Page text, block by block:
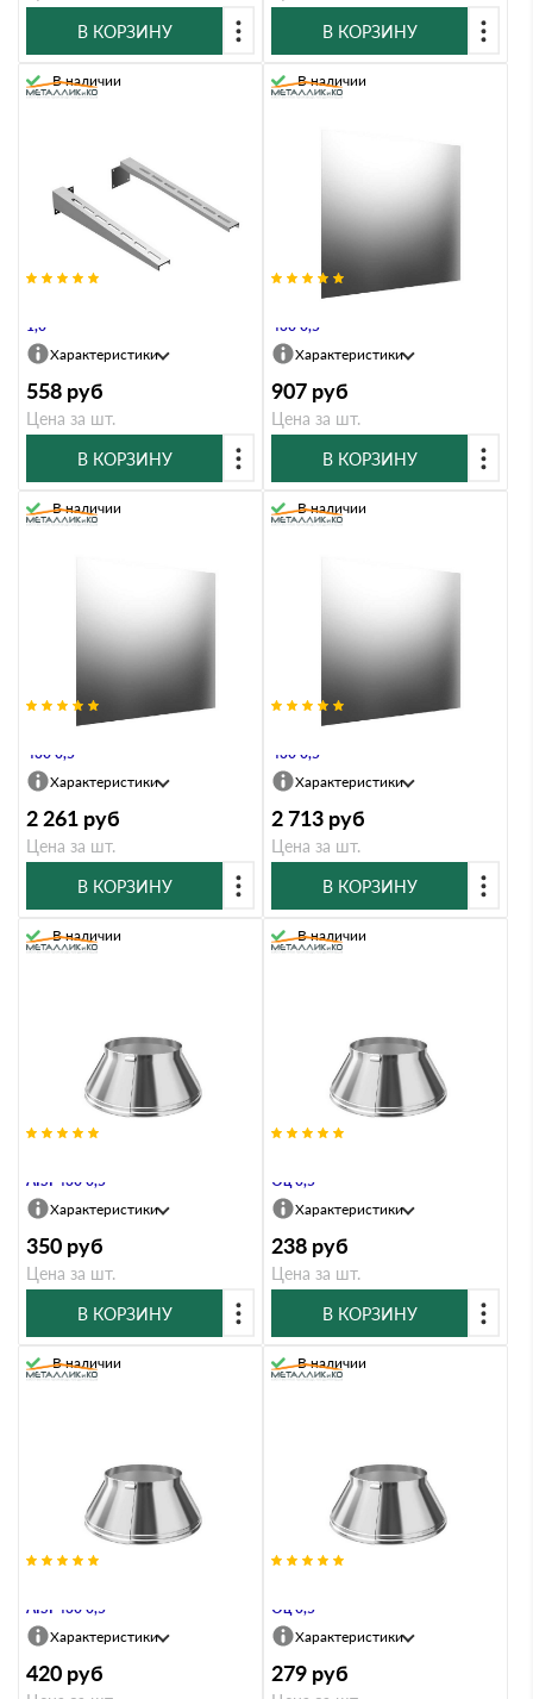
В КОРЗИНУ
В КОРЗИНУ
1,0
В наличии
Характеристики
558 руб
Цена за шт.
В КОРЗИНУ
Экран Металл и Ко 480х480 AISI
430 0,5
В наличии
Характеристики
907 руб
Цена за шт.
В КОРЗИНУ
Экран Металл и Ко 580х980 AISI
430 0,5
В наличии
Характеристики
2 261 руб
Цена за шт.
В КОРЗИНУ
Экран Металл и Ко 980х980 AISI
430 0,5
В наличии
Характеристики
2 713 руб
Цена за шт.
В КОРЗИНУ
AISI 430 0,5
В наличии
Характеристики
350 руб
Цена за шт.
В КОРЗИНУ
Оц 0,5
В наличии
Характеристики
238 руб
Цена за шт.
В КОРЗИНУ
AISI 430 0,5
В наличии
Характеристики
420 руб
Оц 0,5
В наличии
Характеристики
279 руб